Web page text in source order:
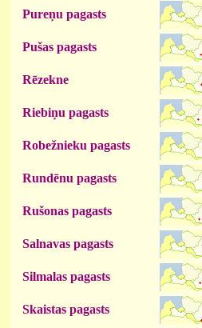
Pureņu pagasts
Pušas pagasts
Rēzekne
Riebiņu pagasts
Robežnieku pagasts
Rundēnu pagasts
Rušonas pagasts
Salnavas pagasts
Silmalas pagasts
Skaistas pagasts